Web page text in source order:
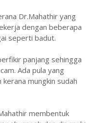
Dr.Mahathir yang
dengan beberapa
seperti badut.
panjang sehingga
Ada pula yang
mungkin sudah
membentuk